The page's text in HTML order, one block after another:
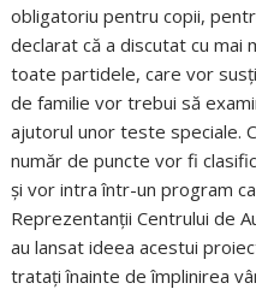
obligatoriu pentru copii,
declarat că a discutat cu mai
toate partidele, care vor
de familie vor trebui să
ajutorul unor teste speciale.
număr de puncte vor fi
şi vor intra într-un program
Reprezentanţii Centrului de
au lansat ideea acestui
trataţi înainte de împlinirea